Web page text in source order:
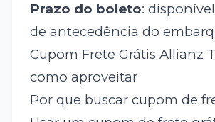
Prazo do boleto:
de antecedência do
Cupom Frete Grátis Allianz
como aproveitar
Por que buscar cupom de